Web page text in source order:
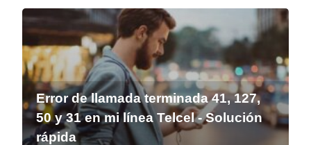
Error de llamada terminada 41, 127,
50 y 31 en mi línea Telcel - Solución
rápida